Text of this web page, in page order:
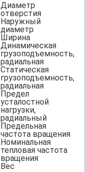
Диаметр
отверстия
Наружный
диаметр
Ширина
Динамическая
грузоподъемность,
радиальная
Статическая
грузоподъемность,
радиальная
Предел
усталостной
нагрузки,
радиальный
Предельная
частота вращения
Номинальная
тепловая частота
вращения
Вес